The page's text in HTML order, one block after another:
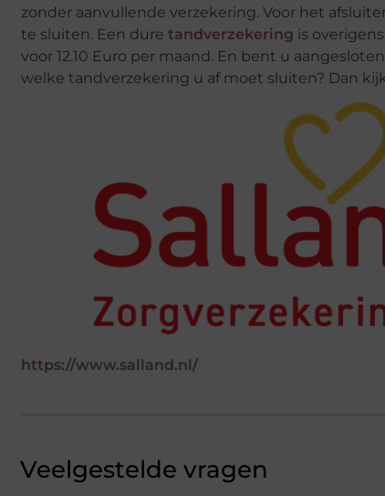
zonder aanvullende verzekering. Voor het
te sluiten. Een dure tandverzekering is
voor 12.10 Euro per maand. En bent u
welke tandverzekering u af moet sluiten? Dan
https://www.salland.nl/
Veelgestelde vragen